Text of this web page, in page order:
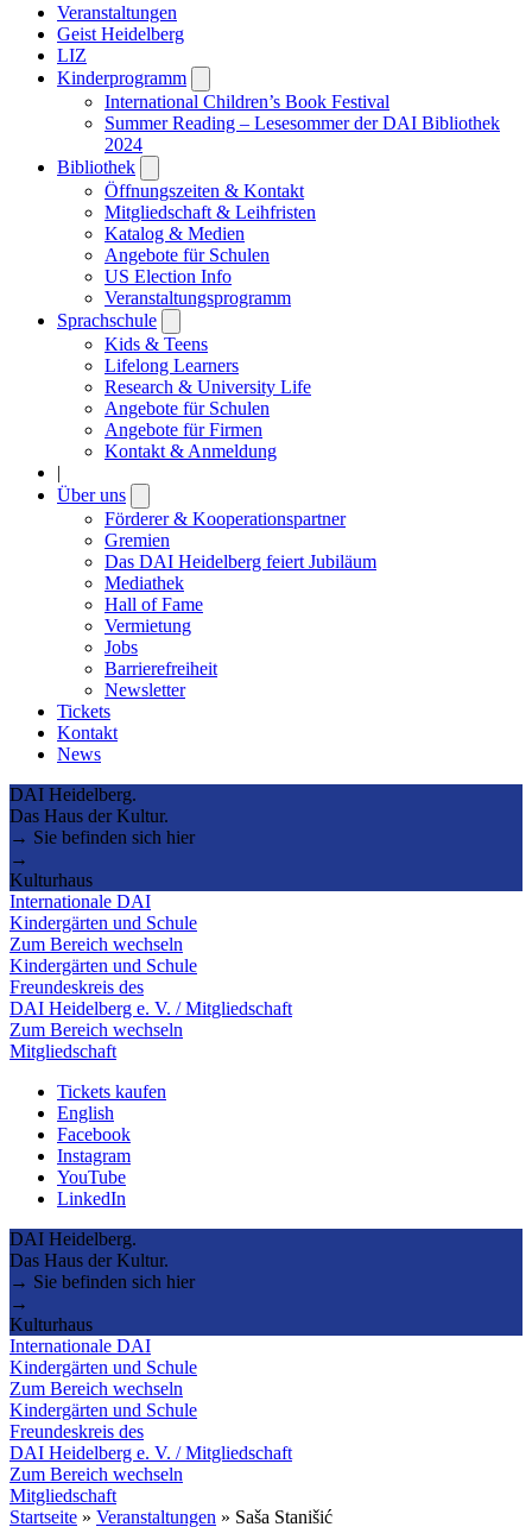
Veranstaltungen
Geist Heidelberg
LIZ
Kinderprogramm
submenu
International Children’s Book Festival
Summer Reading – Lesesommer der DAI Bibliothek
2024
Bibliothek
submenu
Öffnungszeiten & Kontakt
Mitgliedschaft & Leihfristen
Katalog & Medien
Angebote für Schulen
US Election Info
Veranstaltungsprogramm
Sprachschule
submenu
Kids & Teens
Lifelong Learners
Research & University Life
Angebote für Schulen
Angebote für Firmen
Kontakt & Anmeldung
|
Über uns
submenu
Förderer & Kooperationspartner
Gremien
Das DAI Heidelberg feiert Jubiläum
Mediathek
Hall of Fame
Vermietung
Jobs
Barrierefreiheit
Newsletter
Tickets
Kontakt
News
DAI Heidelberg.
Das Haus der Kultur.
→ Sie befinden sich hier
→
Kulturhaus
Internationale DAI
Kindergärten und Schule
Zum Bereich wechseln
Kindergärten und Schule
Freundeskreis des
DAI Heidelberg e. V. / Mitgliedschaft
Zum Bereich wechseln
Mitgliedschaft
Tickets kaufen
English
Facebook
Instagram
YouTube
LinkedIn
DAI Heidelberg.
Das Haus der Kultur.
→ Sie befinden sich hier
→
Kulturhaus
Internationale DAI
Kindergärten und Schule
Zum Bereich wechseln
Kindergärten und Schule
Freundeskreis des
DAI Heidelberg e. V. / Mitgliedschaft
Zum Bereich wechseln
Mitgliedschaft
Startseite » Veranstaltungen » Saša Stanišić